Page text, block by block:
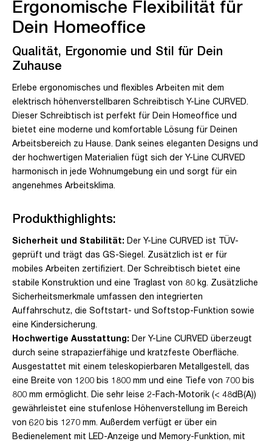
Ergonomische Flexibilität für
Dein Homeoffice
Qualität, Ergonomie und Stil für Dein
Zuhause
Erlebe ergonomisches und flexibles Arbeiten mit dem
elektrisch höhenverstellbaren Schreibtisch Y-Line CURVED.
Dieser Schreibtisch ist perfekt für Dein Homeoffice und
bietet eine moderne und komfortable Lösung für Deinen
Arbeitsbereich zu Hause. Dank seines eleganten Designs und
der hochwertigen Materialien fügt sich der Y-Line CURVED
harmonisch in jede Wohnumgebung ein und sorgt für ein
angenehmes Arbeitsklima.
Produkthighlights:
Sicherheit und Stabilität: Der Y-Line CURVED ist TÜV-
geprüft und trägt das GS-Siegel. Zusätzlich ist er für
mobiles Arbeiten zertifiziert. Der Schreibtisch bietet eine
stabile Konstruktion und eine Traglast von 80 kg. Zusätzliche
Sicherheitsmerkmale umfassen den integrierten
Auffahrschutz, die Softstart- und Softstop-Funktion sowie
eine Kindersicherung.
Hochwertige Ausstattung: Der Y-Line CURVED überzeugt
durch seine strapazierfähige und kratzfeste Oberfläche.
Ausgestattet mit einem teleskopierbaren Metallgestell, das
eine Breite von 1200 bis 1800 mm und eine Tiefe von 700 bis
800 mm ermöglicht. Die sehr leise 2-Fach-Motorik (< 48dB(A))
gewährleistet eine stufenlose Höhenverstellung im Bereich
von 620 bis 1270 mm. Außerdem verfügt er über ein
Bedienelement mit LED-Anzeige und Memory-Funktion, mit